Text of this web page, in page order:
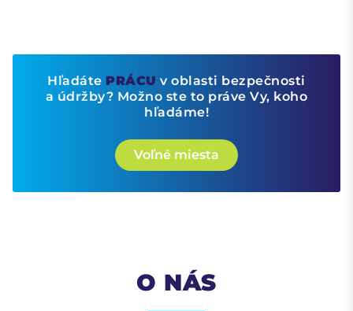
Hľadáte PRÁCU v oblasti bezpečnosti
a údržby? Možno ste to práve Vy, koho
hľadáme!
Voľné miesta
O NÁS